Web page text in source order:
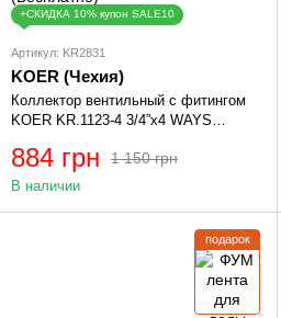
+СКИДКА 10% купон SALE10
Артикул: KR2831
KOER (Чехия)
Коллектор вентильный с фитингом
KOER KR.1123-4 3/4”x4 WAYS
1 150 грн
884 грн
В наличии
подарок